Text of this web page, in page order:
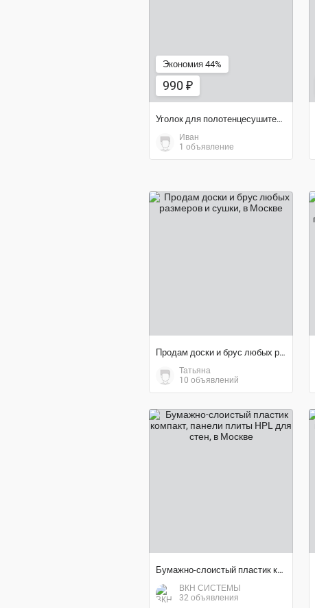
Экономия 44%
990 ₽
Уголок для полотенцесушителя
Иван
1 объявление
Продам доски и брус любых размеров и сушки
Татьяна
10 объявлений
Бумажно-слоистый пластик компакт, панели плиты HPL для стен
ВКН СИСТЕМЫ
32 объявления